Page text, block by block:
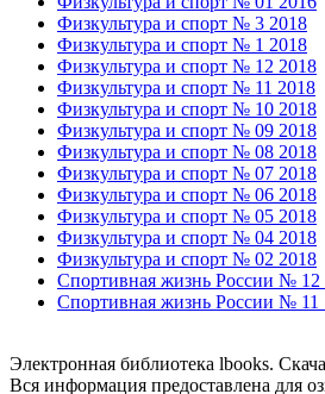
Физкультура и спорт № 3 2018
Физкультура и спорт № 1 2018
Физкультура и спорт № 12 2018
Физкультура и спорт № 11 2018
Физкультура и спорт № 10 2018
Физкультура и спорт № 09 2018
Физкультура и спорт № 08 2018
Физкультура и спорт № 07 2018
Физкультура и спорт № 06 2018
Физкультура и спорт № 05 2018
Физкультура и спорт № 04 2018
Физкультура и спорт № 02 2018
Спортивная жизнь России № 12
Спортивная жизнь России № 11
Электронная библиотека lbooks.
Вся информация предоставлена для